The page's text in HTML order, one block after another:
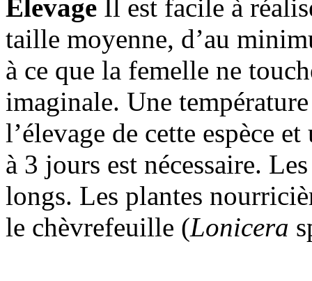
Elevage Il est facile à
taille moyenne, d’au
à ce que la femelle ne
imaginale. Une
l’élevage de cette espèce
à 3 jours est nécessaire.
longs. Les plantes
le chèvrefeuille (Lonicera